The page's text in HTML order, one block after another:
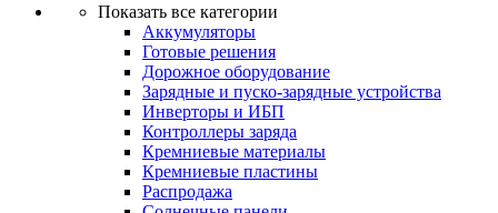
Показать все категории
Аккумуляторы
Готовые решения
Дорожное оборудование
Зарядные и пуско-зарядные устройства
Инверторы и ИБП
Контроллеры заряда
Кремниевые материалы
Кремниевые пластины
Распродажа